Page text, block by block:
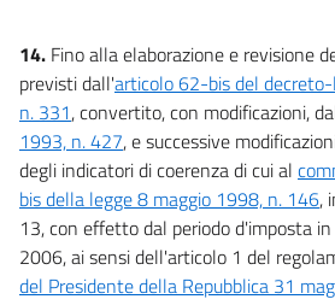
14. Fino alla elaborazione e revisione
previsti dall'articolo 62-bis del
n. 331, convertito, con modificazioni,
1993, n. 427, e successive
degli indicatori di coerenza di cui al
bis della legge 8 maggio 1998, n. 146,
13, con effetto dal periodo d'imposta
2006, ai sensi dell'articolo 1 del
del Presidente della Repubblica 31